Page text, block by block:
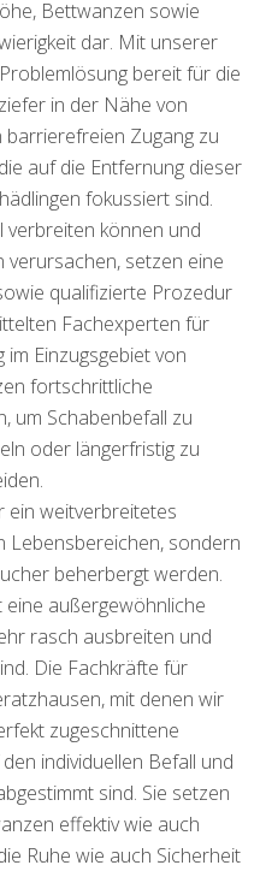
Bettwanzen sowie
dar. Mit unserer
bereit für die
in der Nähe von
Zugang zu
auf die Entfernung dieser
fokussiert sind.
verbreiten können und
verursachen, setzen eine
qualifizierte Prozedur
Fachexperten für
Einzugsgebiet von
fortschrittliche
um Schabenbefall zu
oder längerfristig zu
ein weitverbreitetes
Lebensbereichen, sondern
beherbergt werden.
außergewöhnliche
rasch ausbreiten und
Die Fachkräfte für
mit denen wir
zugeschnittene
individuellen Befall und
sind. Sie setzen
effektiv wie auch
Ruhe wie auch Sicherheit